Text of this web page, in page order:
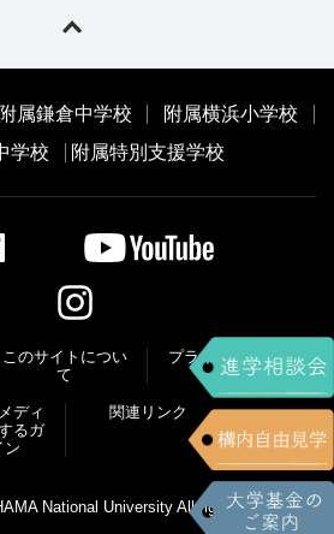
附属鎌倉中学校
附属横浜小学校
学校
附属特別支援学校
このサイトについ
て
プライバシーポリ
シー
ディ
るガ
ン
関連リンク
National University All right reserved